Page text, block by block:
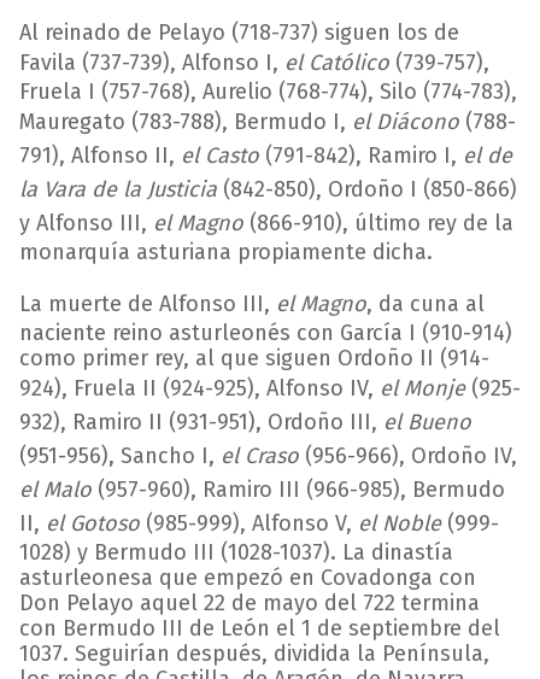
Al reinado de Pelayo (718-737) siguen los de
Favila (737-739), Alfonso I, el Católico (739-757),
Fruela I (757-768), Aurelio (768-774), Silo (774-783),
Mauregato (783-788), Bermudo I, el Diácono (788-
791), Alfonso II, el Casto (791-842), Ramiro I, el de
la Vara de la Justicia (842-850), Ordoño I (850-866)
y Alfonso III, el Magno (866-910), último rey de la
monarquía asturiana propiamente dicha.
La muerte de Alfonso III, el Magno, da cuna al
naciente reino asturleonés con García I (910-914)
como primer rey, al que siguen Ordoño II (914-
924), Fruela II (924-925), Alfonso IV, el Monje(925-
932), Ramiro II (931-951), Ordoño III, el Bueno
(951-956), Sancho I, el Craso (956-966), Ordoño IV,
el Malo (957-960), Ramiro III (966-985), Bermudo
II, el Gotoso (985-999), Alfonso V, el Noble(999-
1028) y Bermudo III (1028-1037). La dinastía
asturleonesa que empezó en Covadonga con
Don Pelayo aquel 22 de mayo del 722 termina
con Bermudo III de León el 1 de septiembre del
1037. Seguirían después, dividida la Península,